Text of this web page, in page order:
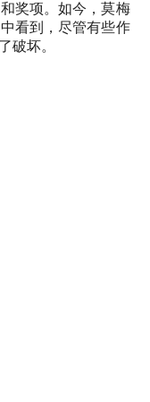
奖项。如今，莫梅
看到，尽管有些作
破坏。